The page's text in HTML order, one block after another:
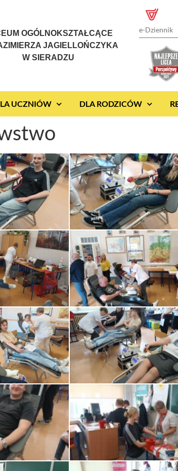
OGÓLNOKSZTAŁCĄCE
JAGIELLOŃCZYKA
W SIERADZU
e-Dziennik
UCZNIÓW DLA RODZICÓW